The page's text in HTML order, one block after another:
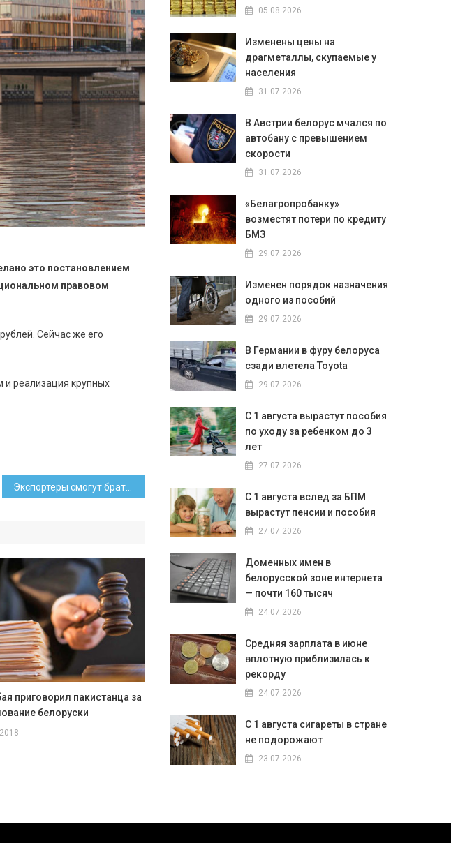
это постановлением
правовом
Сейчас же его
и реализация крупных
Экспортеры смогут брать оплату наличной валютой и в 2025 году
приговорил пакистанца за
белоруски
05.08.2026
Изменены цены на
драгметаллы, скупаемые у
населения
31.07.2026
В Австрии белорус мчался по
автобану с превышением
скорости
31.07.2026
«Белагропробанку»
возместят потери по кредиту
БМЗ
29.07.2026
Изменен порядок назначения
одного из пособий
29.07.2026
В Германии в фуру белоруса
сзади влетела Toyota
29.07.2026
С 1 августа вырастут пособия
по уходу за ребенком до 3
лет
27.07.2026
С 1 августа вслед за БПМ
вырастут пенсии и пособия
27.07.2026
Доменных имен в
белорусской зоне интернета
— почти 160 тысяч
24.07.2026
Средняя зарплата в июне
вплотную приблизилась к
рекорду
24.07.2026
С 1 августа сигареты в стране
не подорожают
23.07.2026